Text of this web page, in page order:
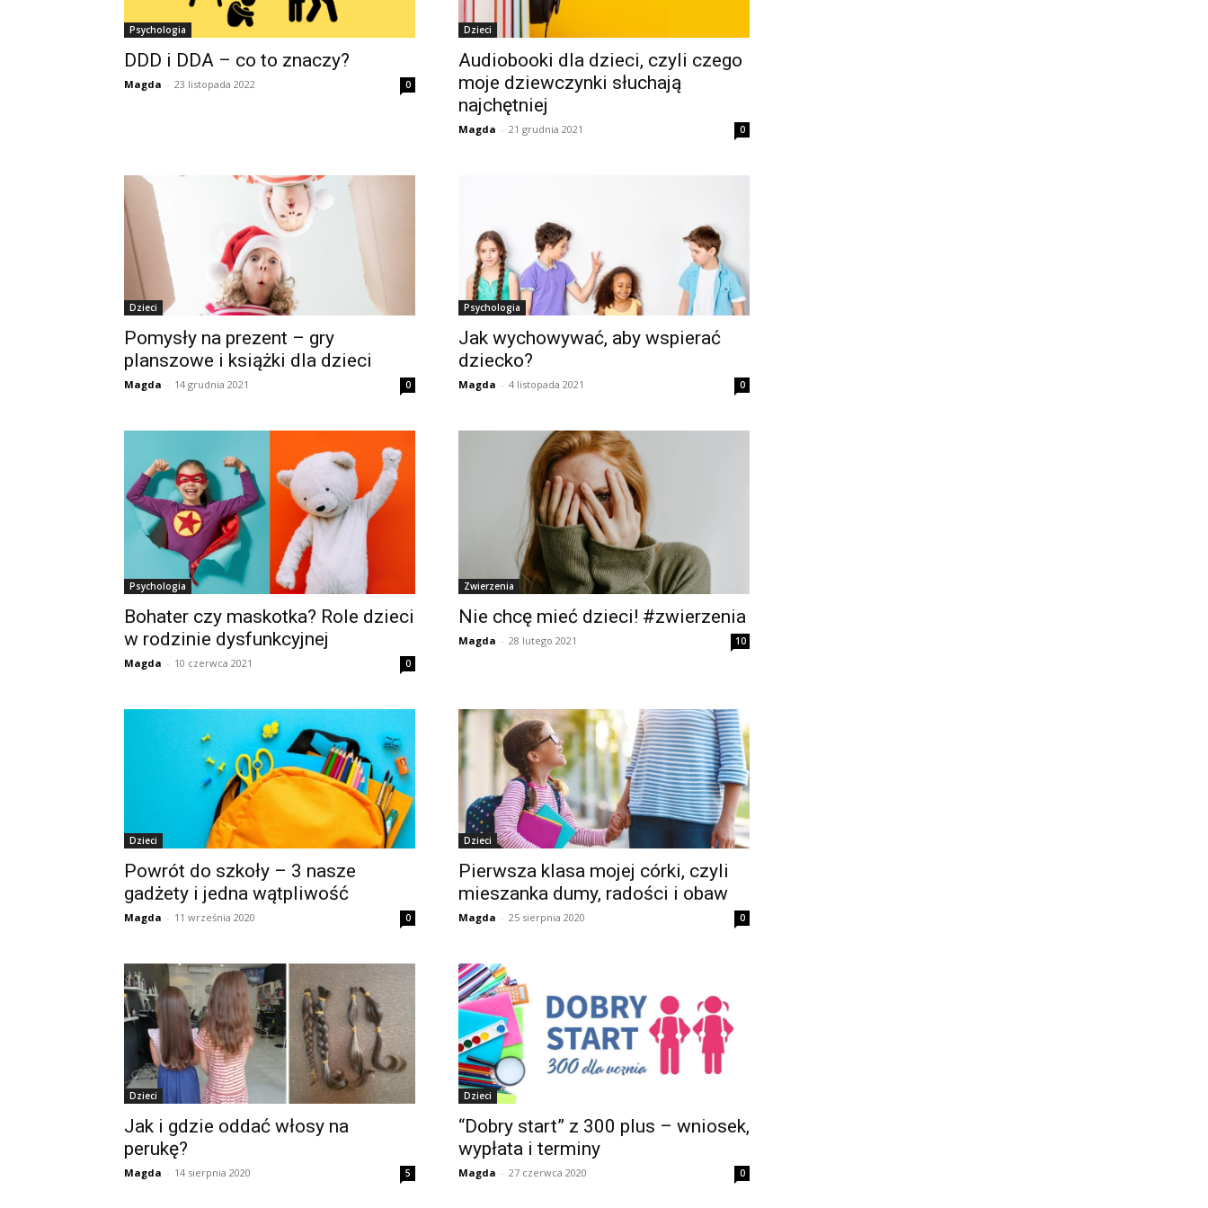
Psychologia
DDD i DDA – co to znaczy?
Magda - 23 listopada 2022 0
Dzieci
Audiobooki dla dzieci, czyli czego
moje dziewczynki słuchają
najchętniej
Magda - 21 grudnia 2021 0
Dzieci
Pomysły na prezent – gry
planszowe i książki dla dzieci
Magda - 14 grudnia 2021 0
Psychologia
Jak wychowywać, aby wspierać
dziecko?
Magda - 4 listopada 2021 0
Psychologia
Bohater czy maskotka? Role dzieci
w rodzinie dysfunkcyjnej
Magda - 10 czerwca 2021 0
Zwierzenia
Nie chcę mieć dzieci! #zwierzenia
Magda - 28 lutego 2021 10
Dzieci
Powrót do szkoły – 3 nasze
gadżety i jedna wątpliwość
Magda - 11 września 2020 0
Dzieci
Pierwsza klasa mojej córki, czyli
mieszanka dumy, radości i obaw
Magda - 25 sierpnia 2020 0
Dzieci
Jak i gdzie oddać włosy na
perukę?
Magda - 14 sierpnia 2020 5
Dzieci
“Dobry start” z 300 plus – wniosek,
wypłata i terminy
Magda - 27 czerwca 2020 0